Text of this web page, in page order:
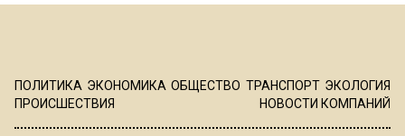
ПОЛИТИКА ЭКОНОМИКА ОБЩЕСТВО ТРАНСПОРТ ЭКОЛОГИЯ
ПРОИСШЕСТВИЯ
НОВОСТИ КОМПАНИЙ